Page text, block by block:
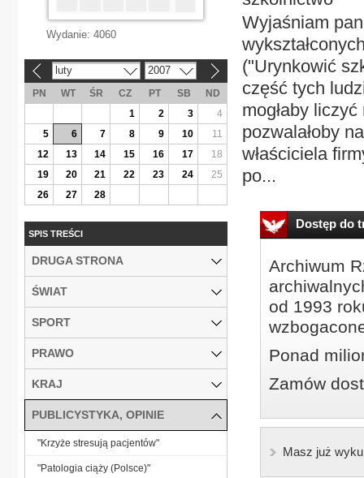
Wyjaśniam
("Urynkowić
część tych
mogłaby
pozwalałoby
właściciela
po...
Dostęp do
Archiwum
od 1993
Ponad
Zamów
Masz już
Wydanie: 4060
luty 2007
PN WT ŚR CZ PT SB
ND
1
2 3
4
5
6 7 8 9 10
11
12
13 14 15 16 17
18
19
20 21 22 23 24
25
26
27 28
SPIS TREŚCI
DRUGA STRONA
ŚWIAT
SPORT
PRAWO
KRAJ
PUBLICYSTYKA, OPINIE
"Krzyże stresują pacjentów"
"Patologia ciąży (Polsce)"